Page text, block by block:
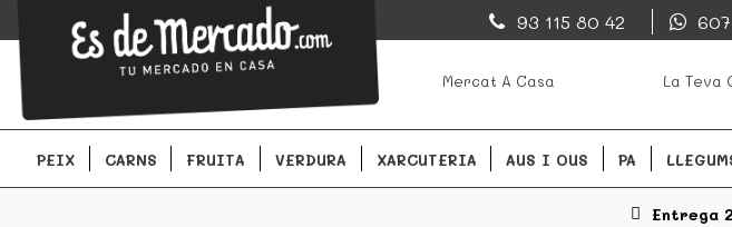
EsDeMercado.com
EsDeMercado.com te lleva a casa los mejores productos de los mejores mercados de
Barcelona y de productores locales.
93 115 80 42
Mercat A Casa La Teva
PEIX CARNS FRUITA VERDURA XARCUTERIA AUS I OUS PA
Entrega